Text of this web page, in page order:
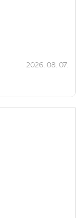
2026. 08. 07.